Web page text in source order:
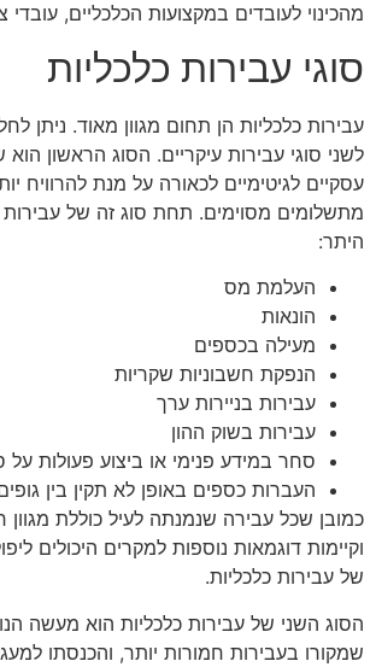
מהכינוי לעובדים במקצועות הכלכליים, עובדי
סוגי עבירות כלכליות
עבירות כלכליות הן תחום מגוון מאוד. ניתן
לשני סוגי עבירות עיקריים. הסוג הראשון
עסקיים לגיטימיים לכאורה על מנת להרוויח
מתשלומים מסוימים. תחת סוג זה של עבירות
היתר:
העלמת מס
הונאות
מעילה בכספים
הנפקת חשבוניות שקריות
עבירות בניירות ערך
עבירות בשוק ההון
סחר במידע פנימי או ביצוע פעולות על
העברות כספים באופן לא תקין בין
כמובן שכל עבירה שנמנתה לעיל כוללת
וקיימות דוגמאות נוספות למקרים היכולים
של עבירות כלכליות.
הסוג השני של עבירות כלכליות הוא מעשה
שמקורו בעבירות חמורות יותר, והכנסתו